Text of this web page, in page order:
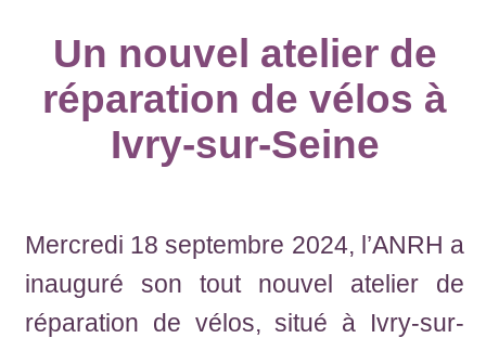
Un nouvel atelier de
réparation de vélos à
Ivry-sur-Seine
Mercredi 18 septembre 2024, l’ANRH a
inauguré son tout nouvel atelier de
réparation de vélos, situé à Ivry-sur-